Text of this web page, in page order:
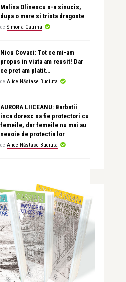
Malina Olinescu s-a sinucis,
dupa o mare si trista dragoste
de Simona Catrina
Nicu Covaci: Tot ce mi-am
propus in viata am reusit! Dar
ce pret am platit…
de Alice Năstase Buciuta
AURORA LIICEANU: Barbatii
inca doresc sa fie protectori cu
femeile, dar femeile nu mai au
nevoie de protectia lor
de Alice Năstase Buciuta